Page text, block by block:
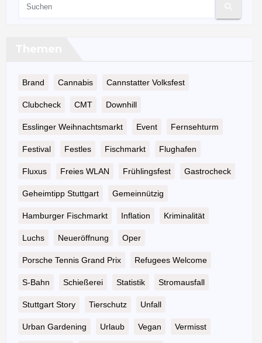
Brand Cannabis Cannstatter Volksfest
Clubcheck CMT Downhill
Esslinger Weihnachtsmarkt Event Fernsehturm
Festival Festles Fischmarkt Flughafen
Fluxus Freies WLAN Frühlingsfest Gastrocheck
Geheimtipp Stuttgart Gemeinnützig
Hamburger Fischmarkt Inflation Kriminalität
Luchs Neueröffnung Oper
Porsche Tennis Grand Prix Refugees Welcome
S-Bahn Schießerei Statistik Stromausfall
Stuttgart Story Tierschutz Unfall
Urban Gardening Urlaub Vegan Vermisst